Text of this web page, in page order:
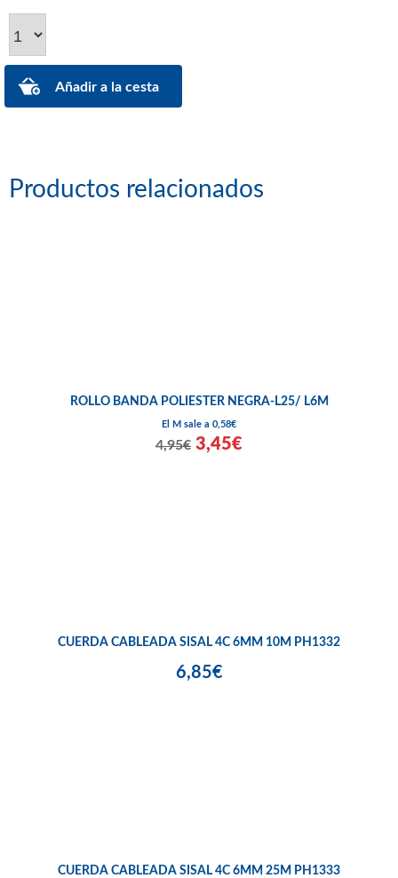
Productos relacionados
ROLLO BANDA POLIESTER NEGRA-L25/ L6M
El M sale a 0,58€
4,95€ 3,45€
CUERDA CABLEADA SISAL 4C 6MM 10M PH1332
6,85€
CUERDA CABLEADA SISAL 4C 6MM 25M PH1333